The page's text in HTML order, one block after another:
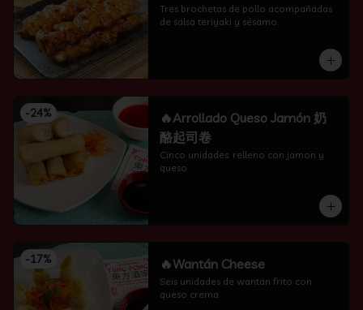
Tres brochetas de pollo acompañadas
de salsa teriyaki y sésamo.
-24%
🔥Arrollado Queso Jamón 奶
酪起司卷
Cinco unidades. relleno con jamon y
queso
-17% 🔥Wantán Cheese
Seis unidades de wantan frito con
queso crema